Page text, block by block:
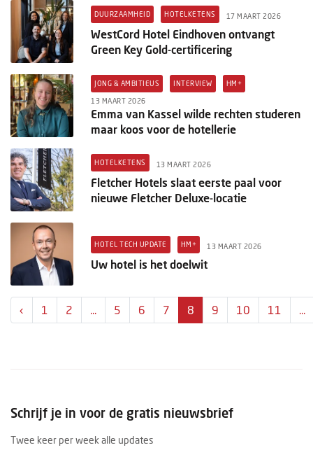
DUURZAAMHEID HOTELKETENS 17 MAART 2026
WestCord Hotel Eindhoven ontvangt
Green Key Gold-certificering
JONG & AMBITIEUS INTERVIEW HM+
13 MAART 2026
Emma van Kassel wilde rechten studeren
maar koos voor de hotellerie
HOTELKETENS 13 MAART 2026
Fletcher Hotels slaat eerste paal voor
nieuwe Fletcher Deluxe-locatie
HOTEL TECH UPDATE HM+ 13 MAART 2026
Uw hotel is het doelwit
‹ 1 2 ... 5 6 7 8 9 10 11 ...
Schrijf je in voor de gratis nieuwsbrief
Twee keer per week alle updates